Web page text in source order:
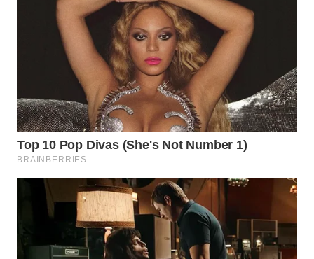
TANGERANG
WN
CIREBON
WN
INDRAMAYU
WN
KUNINGAN
WN